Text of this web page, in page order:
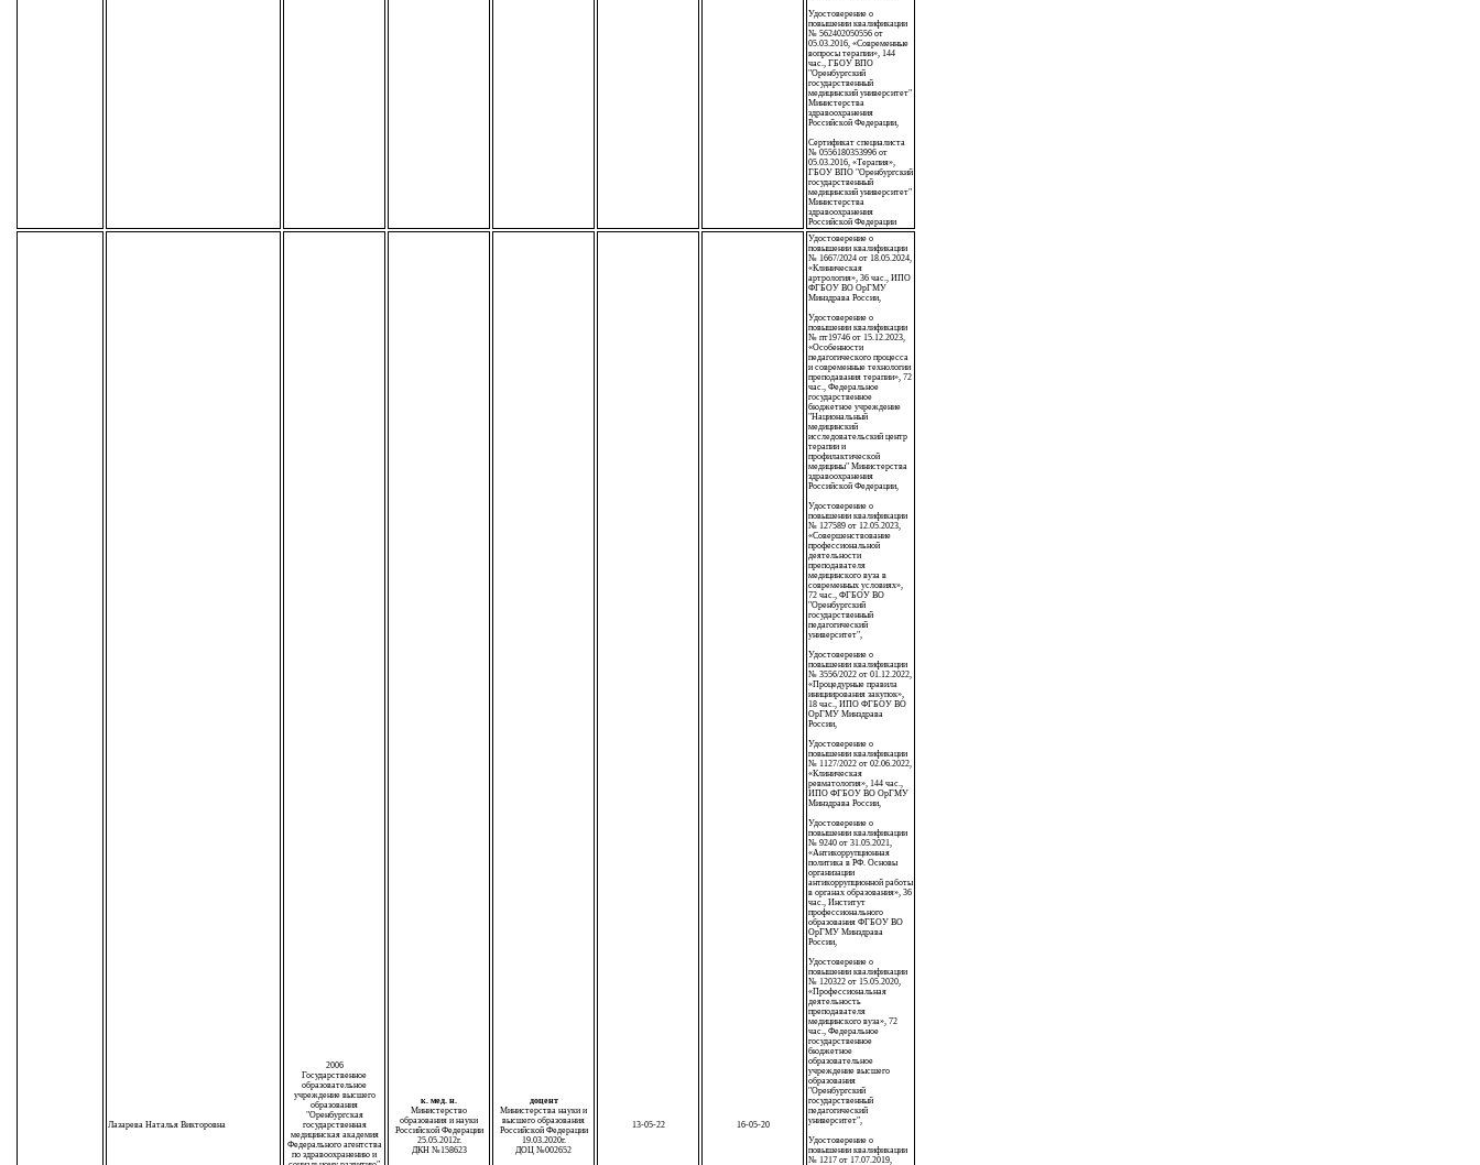
Удостоверение о
повышении квалификации
№ 562402050556 от
05.03.2016, «Современные
вопросы терапии», 144
час., ГБОУ ВПО
"Оренбургский
государственный
медицинский университет"
Министерства
здравоохранения
Российской Федерации,
Сертификат специалиста
№ 0556180353996 от
05.03.2016, «Терапия»,
ГБОУ ВПО "Оренбургский
государственный
медицинский университет"
Министерства
здравоохранения
Российской Федерации
Лазарева Наталья Викторовна
2006
Государственное
образовательное
учреждение высшего
образования
"Оренбургская
государственная
медицинская академия
Федерального агентства
по здравоохранению и
к. мед. н.
Министерство
образования и науки
Российской Федерации
25.05.2012г.
ДКН №158623
доцент
Министерства науки и
высшего образования
Российской Федерации
19.03.2020г.
ДОЦ №002652
13-05-22 16-05-20
Удостоверение о
повышении квалификации
№ 1667/2024 от 18.05.2024,
«Клиническая
артрология», 36 час., ИПО
ФГБОУ ВО ОрГМУ
Минздрава России,
Удостоверение о
повышении квалификации
№ пт19746 от 15.12.2023,
«Особенности
педагогического процесса
и современные технологии
преподавания терапии», 72
час., Федеральное
государственное
бюджетное учреждение
"Национальный
медицинский
исследовательский центр
терапии и
профилактической
медицины" Министерства
здравоохранения
Российской Федерации,
Удостоверение о
повышении квалификации
№ 127589 от 12.05.2023,
«Совершенствование
профессиональной
деятельности
преподавателя
медицинского вуза в
современных условиях»,
72 час., ФГБОУ ВО
"Оренбургский
государственный
педагогический
университет",
Удостоверение о
повышении квалификации
№ 3556/2022 от 01.12.2022,
«Процедурные правила
инициирования закупок»,
18 час., ИПО ФГБОУ ВО
ОрГМУ Минздрава
России,
Удостоверение о
повышении квалификации
№ 1127/2022 от 02.06.2022,
«Клиническая
ревматология», 144 час.,
ИПО ФГБОУ ВО ОрГМУ
Минздрава России,
Удостоверение о
повышении квалификации
№ 9240 от 31.05.2021,
«Антикоррупционная
политика в РФ. Основы
организации
антикоррупционной работы
в органах образования», 36
час., Институт
профессионального
образования ФГБОУ ВО
ОрГМУ Минздрава
России,
Удостоверение о
повышении квалификации
№ 120322 от 15.05.2020,
«Профессиональная
деятельность
преподавателя
медицинского вуза», 72
час., Федеральное
государственное
бюджетное
образовательное
учреждение высшего
образования
"Оренбургский
государственный
педагогический
университет",
Удостоверение о
повышении квалификации
№ 1217 от 17.07.2019,